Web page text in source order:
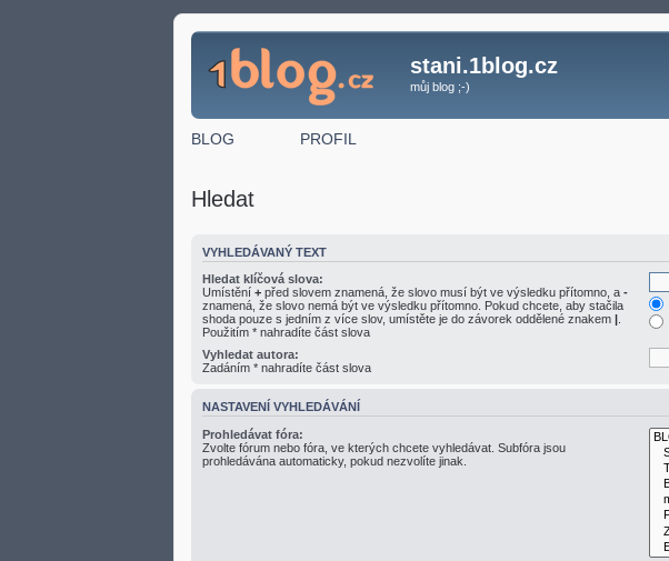
stani.1blog.cz
můj blog ;-)
BLOG PROFIL
Hledat
VYHLEDÁVANÝ TEXT
Hledat klíčová slova:
Umístění + před slovem znamená, že slovo musí být ve výsledku přítomno, a -
znamená, že slovo nemá být ve výsledku přítomno. Pokud chcete, aby stačila
shoda pouze s jedním z více slov, umístěte je do závorek oddělené znakem |
Použitím * nahradíte část slova
Vyhledat autora:
Zadáním * nahradíte část slova
NASTAVENÍ VYHLEDÁVÁNÍ
Prohledávat fóra:
Zvolte fórum nebo fóra, ve kterých chcete vyhledávat. Subfóra jsou
prohledávána automaticky, pokud nezvolíte jinak.